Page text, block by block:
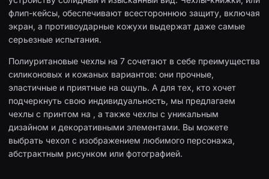
флип-кейсы, обеспечивают всестороннюю защиту, включая
экран, а противоударные кожухи выдержат даже самые
серьезные испытания.
Полиуритановые чехлы на 7 сочетают в себе преимущества
силиконовых и кожаных вариантов: они прочные,
эластичные и приятные на ощупь. А для тех, кто хочет
подчеркнуть свою индивидуальность, мы предлагаем
чехлы с принтом на , а также чехлы с уникальным
дизайном и декоративными элементами. Вы можете
выбрать чехол с изображением любимого персонажа,
абстрактным рисунком или фотографией.